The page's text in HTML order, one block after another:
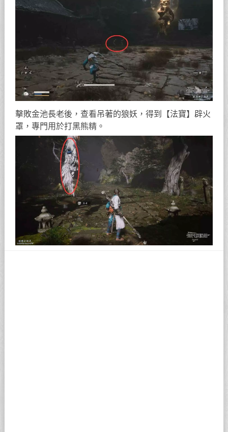
擊敗金池長老後，查看吊著的狼妖，得到【法寶】辟火
罩，專門用於打黑熊精。